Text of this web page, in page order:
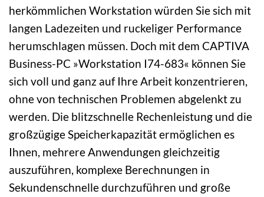
herkömmlichen Workstation würden Sie sich mit
langen Ladezeiten und ruckeliger Performance
herumschlagen müssen. Doch mit dem CAPTIVA
Business-PC »Workstation I74-683« können Sie
sich voll und ganz auf Ihre Arbeit konzentrieren,
ohne von technischen Problemen abgelenkt zu
werden. Die blitzschnelle Rechenleistung und die
großzügige Speicherkapazität ermöglichen es
Ihnen, mehrere Anwendungen gleichzeitig
auszuführen, komplexe Berechnungen in
Sekundenschnelle durchzuführen und große